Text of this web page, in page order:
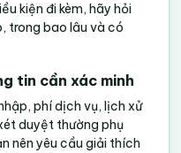
kiện đi kèm, hãy hỏi
trong bao lâu và có
tin cần xác minh
phí dịch vụ, lịch xử
duyệt thường phụ
nên yêu cầu giải thích